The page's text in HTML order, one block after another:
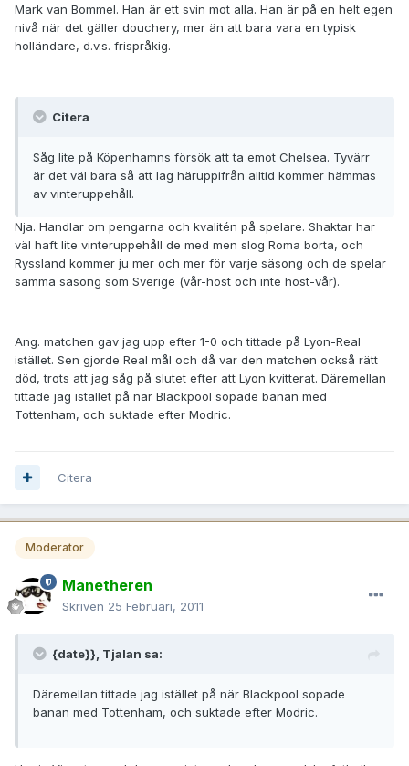
Mark van Bommel. Han är ett svin mot alla. Han är på en helt egen
nivå när det gäller douchery, mer än att bara vara en typisk
holländare, d.v.s. frispråkig.
Citera
Såg lite på Köpenhamns försök att ta emot Chelsea. Tyvärr
är det väl bara så att lag häruppifrån alltid kommer hämmas
av vinteruppehåll.
Nja. Handlar om pengarna och kvalitén på spelare. Shaktar har
väl haft lite vinteruppehåll de med men slog Roma borta, och
Ryssland kommer ju mer och mer för varje säsong och de spelar
samma säsong som Sverige (vår-höst och inte höst-vår).
Ang. matchen gav jag upp efter 1-0 och tittade på Lyon-Real
istället. Sen gjorde Real mål och då var den matchen också rätt
död, trots att jag såg på slutet efter att Lyon kvitterat. Däremellan
tittade jag istället på när Blackpool sopade banan med
Tottenham, och suktade efter Modric.
Citera
Moderator
Manetheren
Skriven 25 Februari, 2011
{date}}, Tjalan sa:
Däremellan tittade jag istället på när Blackpool sopade
banan med Tottenham, och suktade efter Modric.